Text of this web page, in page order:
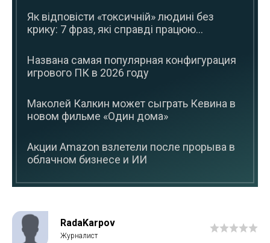
Як відповісти «токсичній» людині без
крику: 7 фраз, які справді працюю...
Названа самая популярная конфигурация
игрового ПК в 2026 году
Маколей Калкин может сыграть Кевина в
новом фильме «Один дома»
Акции Amazon взлетели после прорыва в
облачном бизнесе и ИИ
RadaKarpov